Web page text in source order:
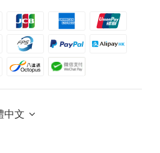
中文